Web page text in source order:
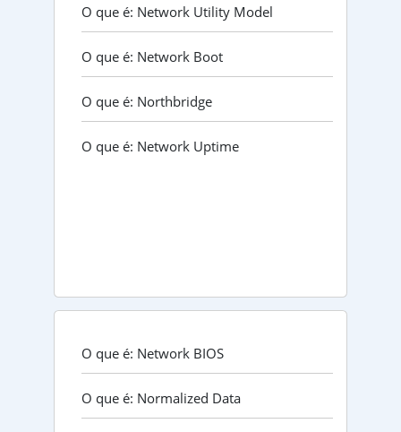
O que é: Network Utility Model
O que é: Network Boot
O que é: Northbridge
O que é: Network Uptime
O que é: Network BIOS
O que é: Normalized Data